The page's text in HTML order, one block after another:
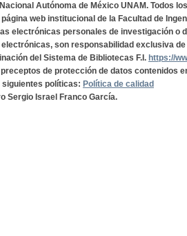
Autónoma de México UNAM. Todos
web institucional de la Facultad de
electrónicas personales de investigación o
electrónicas, son responsabilidad exclusiva
del Sistema de Bibliotecas F.I. https://
de protección de datos contenidos
siguientes políticas: Política de calidad
Sergio Israel Franco García.